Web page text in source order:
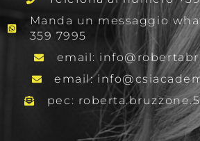
Manda un messaggio
359 7995
email:
email:
pec: